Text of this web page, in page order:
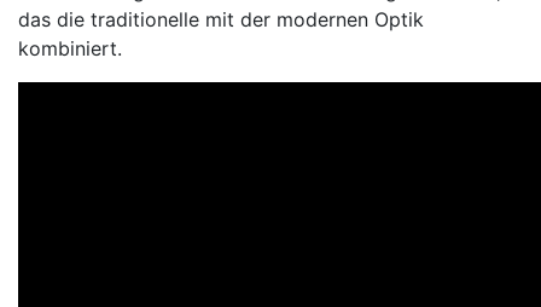
das die traditionelle mit der modernen Optik
kombiniert.